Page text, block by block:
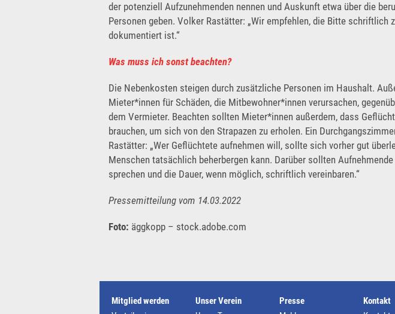
der potenziell Aufzunehmenden nennen und Auskunft etwa über die
Personen geben. Volker Rastätter: „Wir empfehlen, die Bitte schriftlich
dokumentiert ist.“
Was muss ich sonst beachten?
Die Nebenkosten steigen durch zusätzliche Personen im Haushalt.
Mieter*innen für Schäden, die Mitbewohner*innen verursachen,
dem Vermieter. Beachten sollten Mieter*innen außerdem, dass
brauchen, um sich von den Strapazen zu erholen. Ein
Rastätter: „Wer Geflüchtete aufnehmen will, sollte sich vorher gut
Menschen tatsächlich beherbergen kann. Darüber sollten
sprechen und die Dauer, wenn möglich, schriftlich vereinbaren.“
Pressemitteilung vom 14.03.2022
Foto: äggkopp – stock.adobe.com
Mitglied werden
Unser Verein
Presse
Kontakt